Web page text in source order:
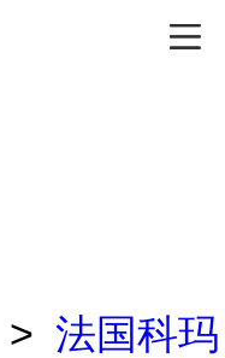
> 法国科玛